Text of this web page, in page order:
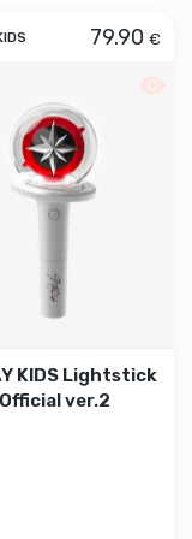
Turn Over
79.90 €
KIDS Lightstick
Official ver.2